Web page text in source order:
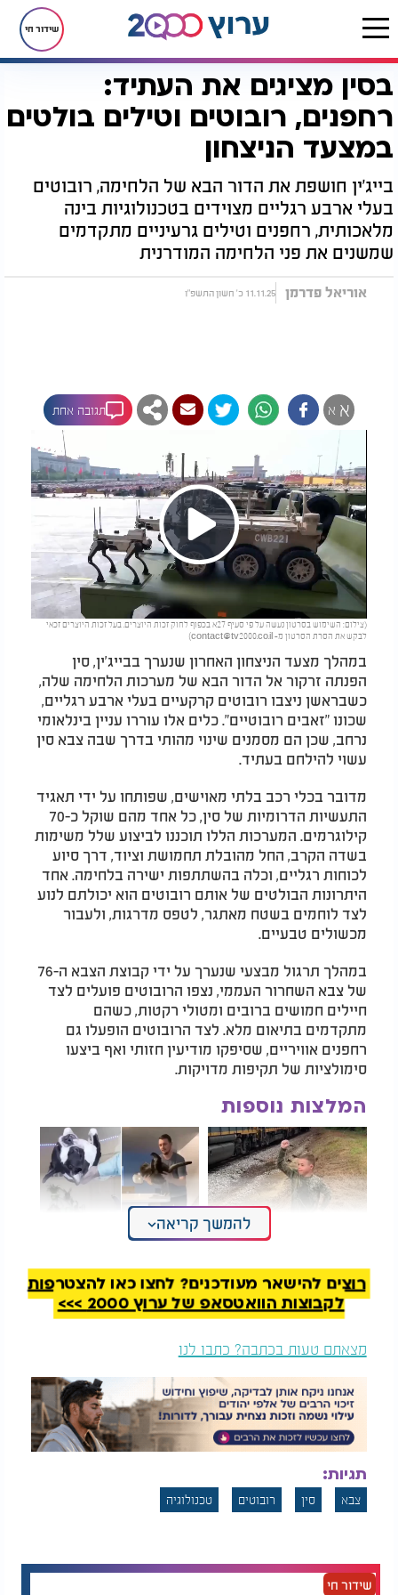
שידור חי
דף הבית רץ בוואטסאפ
בסין מציגים את העתיד:
רחפנים, רובוטים וטילים בולטים
במצעד הניצחון
בייג'ין חושפת את הדור הבא של הלחימה, רובוטים
בעלי ארבע רגליים מצוידים בטכנולוגיות בינה
מלאכותית, רחפנים וטילים גרעיניים מתקדמים
שמשנים את פני הלחימה המודרנית
אוריאל פדרמן 11.11.25 כ' חשון התשפ"ו
א א תגובה אחת
Play
Video
(צילום: השימוש בסרטון נעשה על פי סעיף 27א בכפוף לחוק זכות היוצרים. בעל זכות היוצרים זכאי
לבקש את הסרת הסרטון מ- contact@tv2000.co.il
)
במהלך מצעד הניצחון האחרון שנערך בבייג'ין, סין
הפנתה זרקור אל הדור הבא של מערכות הלחימה שלה,
כשבראשן ניצבו רובוטים קרקעיים בעלי ארבע רגליים,
שכונו "זאבים רובוטיים". כלים אלו עוררו עניין בינלאומי
נרחב, שכן הם מסמנים שינוי מהותי בדרך שבה צבא סין
עשוי להילחם בעתיד.
מדובר בכלי רכב בלתי מאוישים, שפותחו על ידי תאגיד
התעשיות הדרומיות של סין, כל אחד מהם שוקל כ-70
קילוגרמים. המערכות הללו תוכננו לביצוע שלל משימות
בשדה הקרב, החל מהובלת תחמושת וציוד, דרך סיוע
לכוחות רגליים, וכלה בהשתתפות ישירה בלחימה. אחד
היתרונות הבולטים של אותם רובוטים הוא יכולתם לנוע
לצד לוחמים בשטח מאתגר, לטפס מדרגות, ולעבור
מכשולים טבעיים.
במהלך תרגול מבצעי שנערך על ידי קבוצת הצבא ה-76
של צבא השחרור העממי, נצפו הרובוטים פועלים לצד
חיילים חמושים ברובים ומטולי רקטות, כשהם
מתקדמים בתיאום מלא. לצד הרובוטים הופעלו גם
רחפנים אוויריים, שסיפקו מודיעין חזותי ואף ביצעו
סימולציות של תקיפות מדויקות.
המלצות נוספות
בשביל ילד אחד -
והתוצאה ריגשה את
הרשת
תמיד נופל על הרגליים?
למה מכנים אותם "זאבים"? הגרסאות הקודמות של
הכלים האלו הוגדרו ככלבי רובוט, שתפקידם היה בעיקר
תצפית ונשיאת ציוד. הגרסה הנוכחית לעומת זאת,
משדרגת משמעותית את יכולותיהם: כל רובוט מוגדר
כחלק מ"להקה", שבה לכל יחידה יש תפקיד, החל
באיסוף מודיעין, דרך נשיאת אספקה, ועד התמודדות
ישירה עם אויבים. הגישה הזו, של שילוב מספר יחידות
במרחבים מורכבים כמו שטח עירוני, הררי או מבוצר.
מה שמייחד את הכלים הללו הוא גם ההשפעה
המורל. יתרה מזו, הרובוטים הקרקעיים יכולים לשאת
להמשך קריאה
רוצים להישאר מעודכנים? לחצו כאן להצטרפות
לקבוצות הוואטסאפ של ערוץ 2000 >>>
מצאתם טעות בכתבה? כתבו לנו
תגיות:
צבא סין רובוטים טכנולוגיה
שידור חי